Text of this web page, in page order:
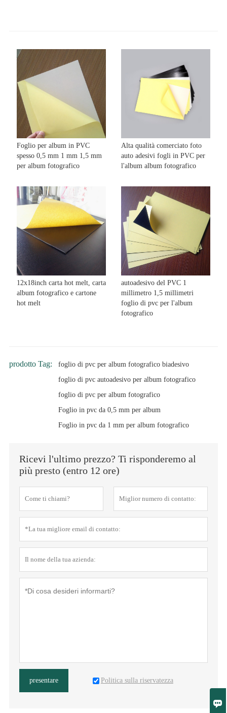

Foglio per album in PVC
spesso 0,5 mm 1 mm 1,5 mm
per album fotografico
Alta qualità comerciato foto
auto adesivi fogli in PVC per
l'album album fotografico
12x18inch carta hot melt, carta
album fotografico e cartone
hot melt
autoadesivo del PVC 1
millimetro 1,5 millimetri
foglio di pvc per l'album
fotografico
prodotto Tag:
foglio di pvc per album fotografico biadesivo
foglio di pvc autoadesivo per album fotografico
foglio di pvc per album fotografico
Foglio in pvc da 0,5 mm per album
Foglio in pvc da 1 mm per album fotografico
Ricevi l'ultimo prezzo? Ti risponderemo al
più presto (entro 12 ore)
presentare Politica sulla riservatezza